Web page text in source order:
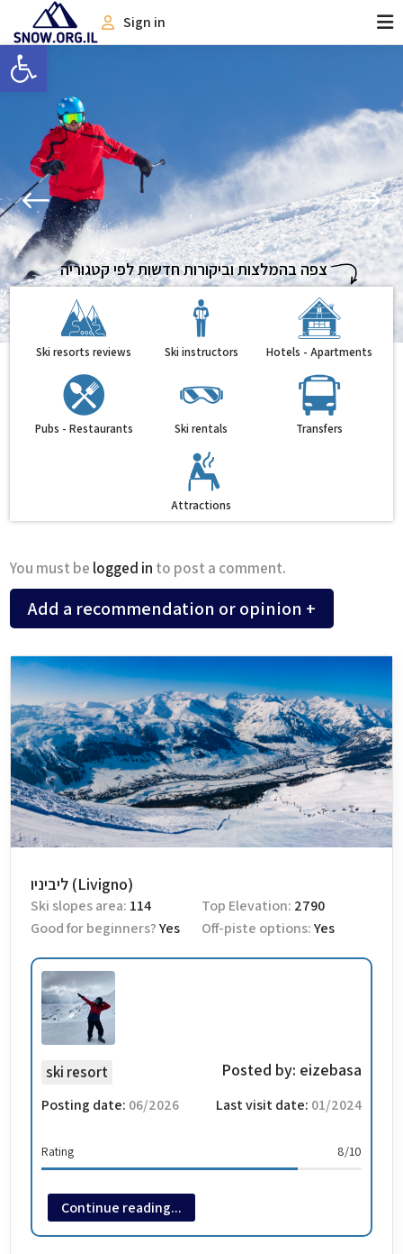
Open toolbar
Sign in
צפה בהמלצות וביקורות חדשות לפי קטגוריה
Ski resorts reviews Ski instructors Hotels - Apartments
Pubs - Restaurants Ski rentals Transfers
Attractions
You must be logged in to post a comment.
Add a recommendation or opinion +
ליביניו (Livigno)
Ski slopes area: 114 Top Elevation: 2790
Good for beginners?Yes Off-piste options:Yes
ski resort Posted by: eizebasa
Last visit date: 01/2024
Posting date: 06/2026
Rating 8/10
The level of suitability of the site for beginners
Continue reading...